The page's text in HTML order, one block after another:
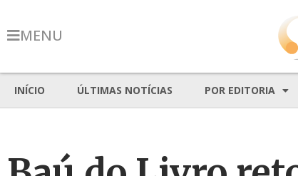
MENU
INÍCIO ÚLTIMAS NOTÍCIAS POR EDITORIA